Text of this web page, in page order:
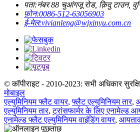
पता:नंबर 88 चुआंगजू रोड, क़िदु टाउन,
फ़ोन:0086-512-63056903
ई-मेल:vivianleng@wjxinyu.com.cn
© कॉपीराइट - 2010-2023: सभी अधिकार
मोबाइल
एल्युमिनियम फ्लैट वायर,फ्लैट एल्युमिनियम तार,
एल्युमिनियम तार,ट्रांसफार्मर के लिए एनामेल्ड
एनामेल्ड फ्लैट एल्युमिनियम वाइंडिंग वायर,